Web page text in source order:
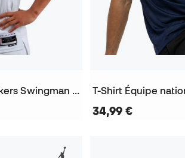
Maillot Los Angeles Lakers Swingman Association Edition Luka Doncic
34,99 €